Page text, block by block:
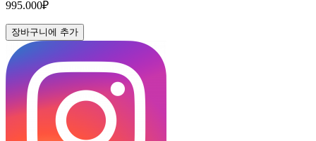
995.000₽
장바구니에 추가